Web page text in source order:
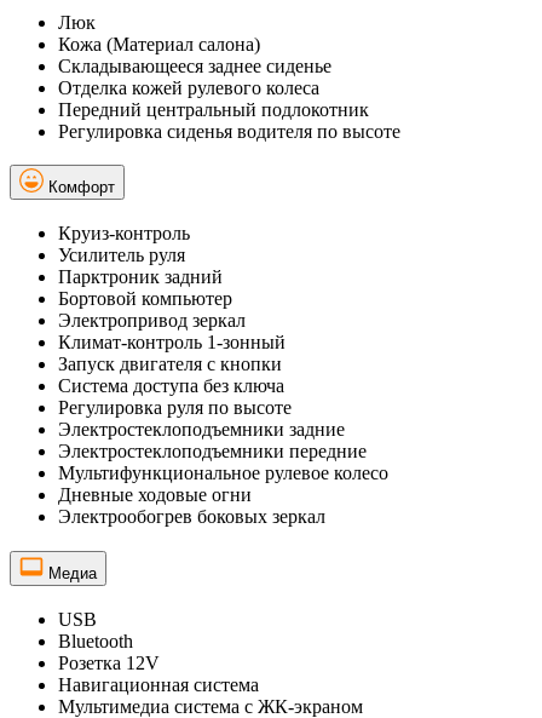
Люк
Кожа (Материал салона)
Складывающееся заднее сиденье
Отделка кожей рулевого колеса
Передний центральный подлокотник
Регулировка сиденья водителя по высоте
Комфорт
Круиз-контроль
Усилитель руля
Парктроник задний
Бортовой компьютер
Электропривод зеркал
Климат-контроль 1-зонный
Запуск двигателя с кнопки
Система доступа без ключа
Регулировка руля по высоте
Электростеклоподъемники задние
Электростеклоподъемники передние
Мультифункциональное рулевое колесо
Дневные ходовые огни
Электрообогрев боковых зеркал
Медиа
USB
Bluetooth
Розетка 12V
Навигационная система
Мультимедиа система с ЖК-экраном